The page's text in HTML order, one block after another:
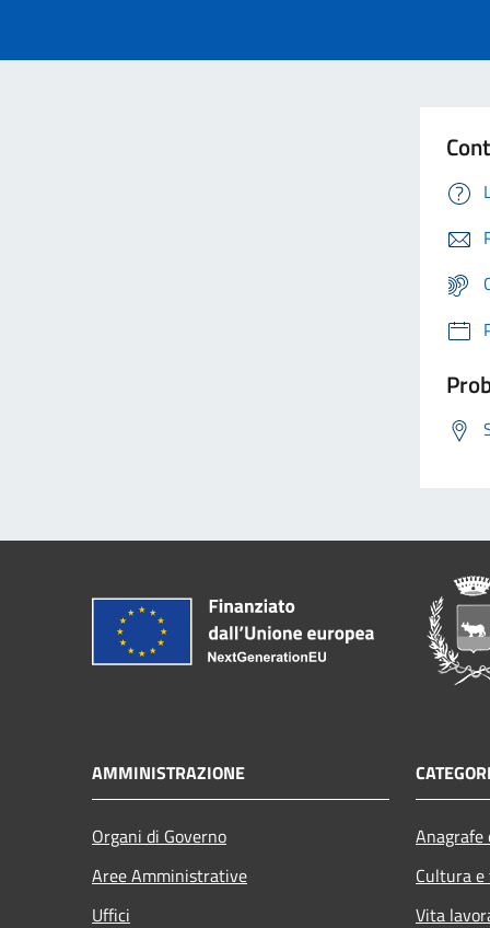
AMMINISTRAZIONE
Organi di Governo
Aree Amministrative
Uffici
Cultura
Vita